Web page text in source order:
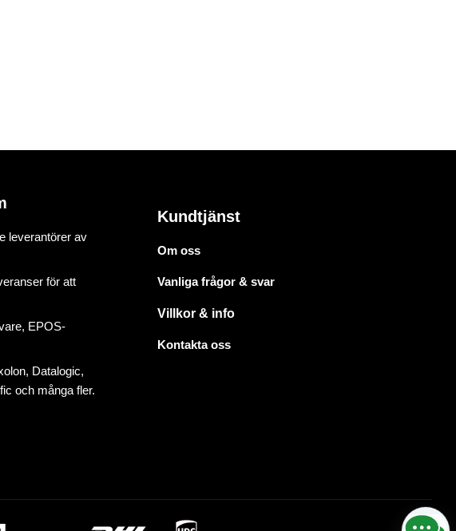
leverantörer av
för att
, EPOS-
Datalogic,
och många fler.
Kundtjänst
Om oss
Vanliga frågor & svar
Villkor & info
Kontakta oss